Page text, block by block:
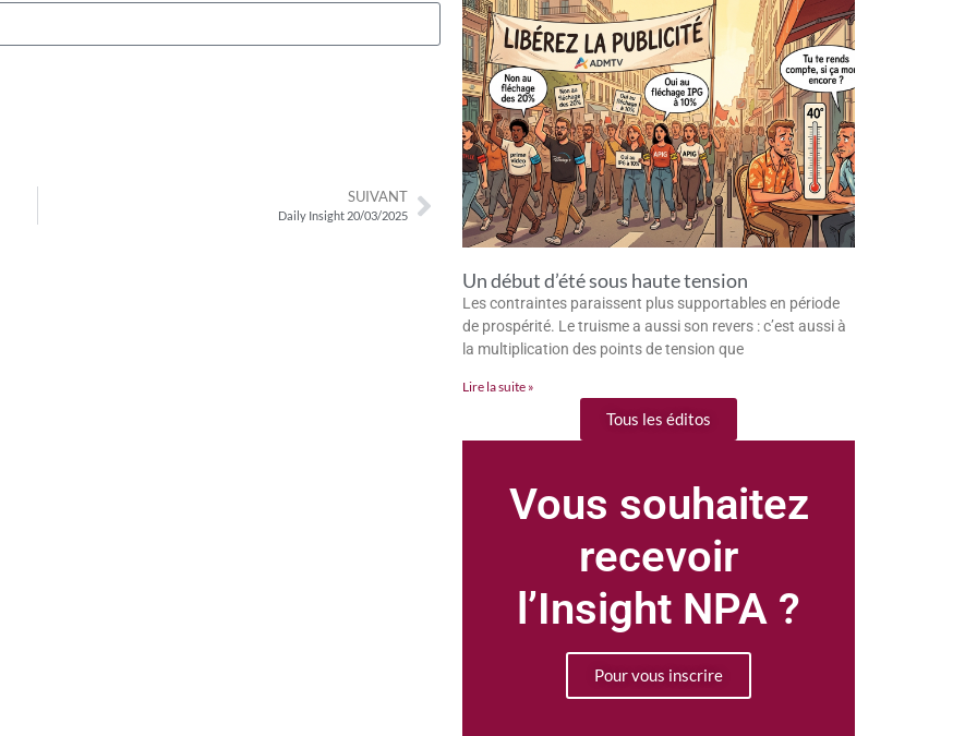
Un début d’été sous haute tension
Les contraintes paraissent plus supportables en période
de prospérité. Le truisme a aussi son revers : c’est aussi à
la multiplication des points de tension que
Lire la suite »
Tous les éditos
Vous souhaitez
recevoir
l’Insight NPA ?
Pour vous inscrire
SUIVANT
Daily Insight 20/03/2025